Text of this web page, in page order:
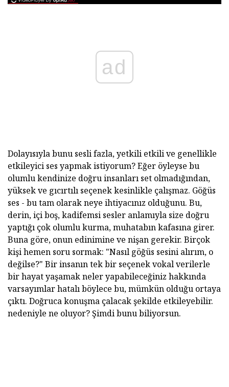
ad
Dolayısıyla bunu sesli fazla, yetkili etkili ve genellikle
etkileyici ses yapmak istiyorum? Eğer öyleyse bu
olumlu kendinize doğru insanları set olmadığından,
yüksek ve gıcırtılı seçenek kesinlikle çalışmaz. Göğüs
ses - bu tam olarak neye ihtiyacınız olduğunu. Bu,
derin, içi boş, kadifemsi sesler anlamıyla size doğru
yaptığı çok olumlu kurma, muhatabın kafasına girer.
Buna göre, onun edinimine ve nişan gerekir. Birçok
kişi hemen soru sormak: "Nasıl göğüs sesini alırım, o
değilse?" Bir insanın tek bir seçenek vokal verilerle
bir hayat yaşamak neler yapabileceğiniz hakkında
varsayımlar hatalı böylece bu, mümkün olduğu ortaya
çıktı. Doğruca konuşma çalacak şekilde etkileyebilir.
nedeniyle ne oluyor? Şimdi bunu biliyorsun.